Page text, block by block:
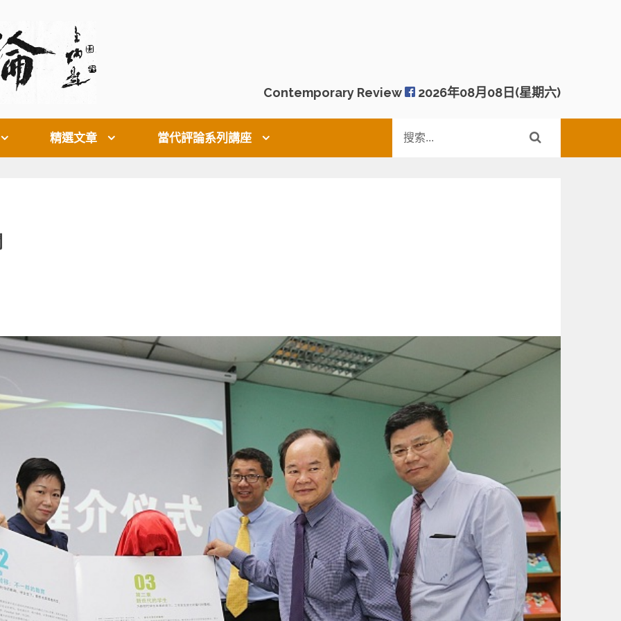
Contemporary Review 2026年08月08日(星期六)
精選文章 當代評論系列講座